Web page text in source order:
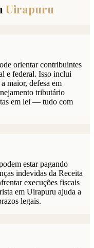
Uirapuru
orientar contribuintes
e federal. Isso inclui
maior, defesa em
tributário
em lei — tudo com
estar pagando
indevidas da Receita
execuções fiscais
em Uirapuru ajuda a
legais.